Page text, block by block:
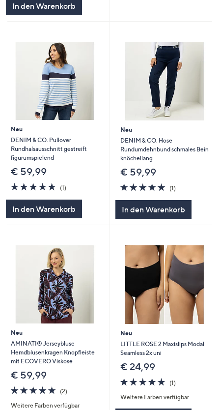
In den Warenkorb
Neu
DENIM & CO. Pullover
Rundhalsausschnitt gestreift
figurumspielend
€ 59,99
5.0
von
(1)
In den Warenkorb
Neu
DENIM & CO. Hose
Rundumdehnbund schmales Bein
knöchellang
€ 59,99
5.0
von
5
(1)
In den Warenkorb
Neu
AMINATI® Jerseybluse
Hemdblusenkragen Knopfleiste
mit ECOVERO Viskose
€ 59,99
5.0
von
5
(2)
Weitere Farben verfügbar
Neu
LITTLE ROSE 2 Maxislips Modal
Seamless 2x uni
€ 24,99
5.0
von
5
(1)
Weitere Farben verfügbar